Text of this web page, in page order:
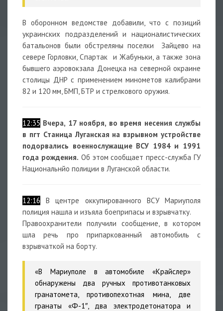
В оборонном ведомстве добавили, что с позиций
украинских подразделений и националистических
батальонов были обстреляны поселки Зайцево на
севере Горловки, Спартак и Жабуньки, а также зона
бывшего аэровокзала Донецка на северной окраине
столицы ДНР с применением минометов калибрами
82 и 120 мм, БМП, БТР и стрелкового оружия.
12:35 Вчера, 17 ноября, во время несения службы
в пгт Станица Луганская на взрывном устройстве
подорвались военнослужащие ВСУ 1984 и 1991
года рождения. Об этом сообщает пресс-служба ГУ
Национальнйо полиции в Луганской области.
12:16 В центре оккупированного ВСУ Мариуполя
полиция нашла и изъяла боеприпасы и взрывчатку.
Правоохранители получили сообщение, в котором
шла речь про припаркованный автомобиль с
взрывчаткой на борту.
«В Мариуполе в автомобиле «Крайслер»
обнаружены два ручных противотанковых
гранатомета, противопехотная мина, две
гранаты «Ф-1″, два электродетонатора и